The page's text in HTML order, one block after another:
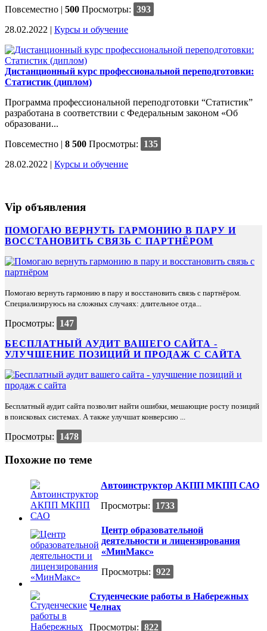
Повсеместно | 500 Просмотры: 393
28.02.2022 | Курсы и обучение
Дистанционный курс профессиональной переподготовки:
Статистик (диплом)
Программа профессиональной переподготовки “Статистик”
разработана в соответствии с Федеральным законом «Об
образовани...
Повсеместно | 8 500 Просмотры:
135
28.02.2022 | Курсы и обучение
Vip объявления
ПОМОГАЮ ВЕРНУТЬ ГАРМОНИЮ В ПАРУ И
ВОССТАНОВИТЬ СВЯЗЬ С ПАРТНЁРОМ
Помогаю вернуть гармонию в пару и восстановить связь с партнёром.
Специализируюсь на сложных случаях: длительное отда...
Просмотры:
147
БЕСПЛАТНЫЙ АУДИТ ВАШЕГО САЙТА -
УЛУЧШЕНИЕ ПОЗИЦИЙ И ПРОДАЖ С САЙТА
Бесплатный аудит сайта позволит найти ошибки, мешающие росту позиций
в поисковых системах. А также улучшат конверсию ...
Просмотры: 1478
Похожие по теме
Автоинструктор АКПП МКПП САО
Просмотры:
1733
Центр образовательной
деятельности и лицензирования
«МинМакс»
Просмотры: 922
Студенческие работы в Набережных
Челнах
Просмотры: 822